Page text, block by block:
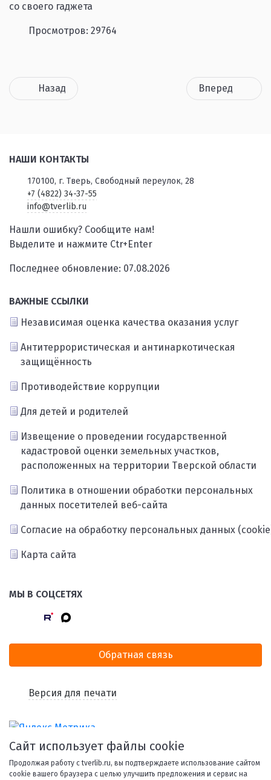
со своего гаджета
Просмотров: 29764
Назад Вперед
НАШИ КОНТАКТЫ
170100, г. Тверь, Свободный переулок, 28
+7 (4822) 34-37-55
info@tverlib.ru
Нашли ошибку? Сообщите нам!
Выделите и нажмите Ctr+Enter
Последнее обновление: 07.08.2026
ВАЖНЫЕ ССЫЛКИ
Независимая оценка качества оказания услуг
Антитеррористическая и антинаркотическая
защищённость
Противодействие коррупции
Для детей и родителей
Извещение о проведении государственной
кадастровой оценки земельных участков,
расположенных на территории Тверской области
Политика в отношении обработки персональных
данных посетителей веб-сайта
Согласие на обработку персональных данных
Карта сайта
МЫ В СОЦСЕТЯХ
Обратная связь
Версия для печати
Сайт использует файлы cookie
Продолжая работу с tverlib.ru, вы подтверждаете использование сайтом
cookie вашего браузера с целью улучшить предложения и сервис на